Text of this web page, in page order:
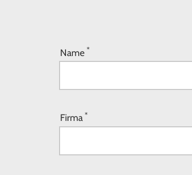
Name*
Firma*